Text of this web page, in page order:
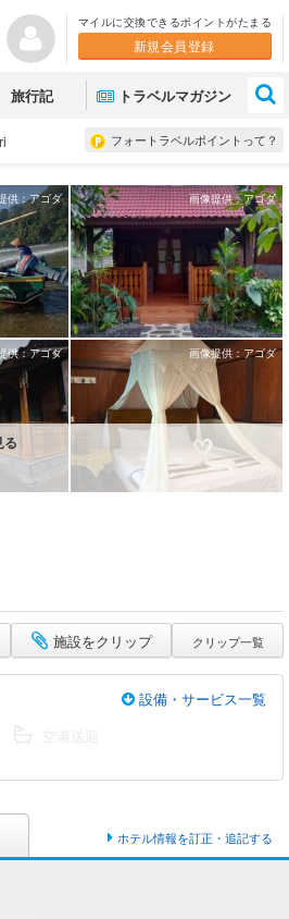
マイルに交換できるポイントがたまる
新規会員登録
旅行記 トラベルマガジン
フォートラベルポイントって？
供：アゴダ 画像提供：アゴダ
供：アゴダ 画像提供：アゴダ
る
施設をクリップ クリップ一覧
設備・サービス一覧
ホテル情報を訂正・追記する